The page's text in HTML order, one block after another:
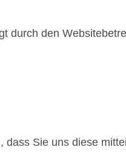
durch den
Sie uns diese